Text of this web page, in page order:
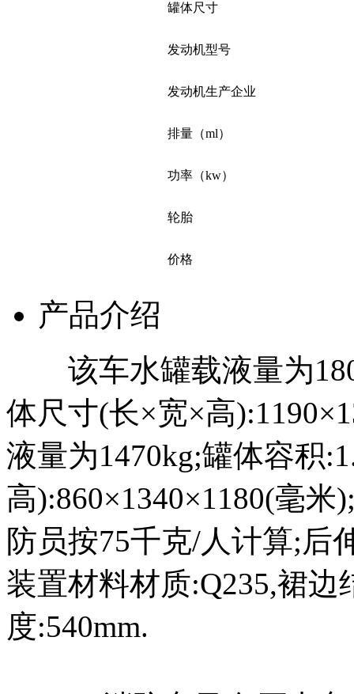
罐体尺寸
发动机型号
发动机生产企业
排量（ml）
功率（kw）
轮胎
价格
产品介绍
该车水罐载液量为
体尺寸(长×宽×高
液量为1470kg;罐体容积
高):860×1340×1180(毫
防员按75千克/人计算;后
装置材料材质:Q235,裙
度:540mm.